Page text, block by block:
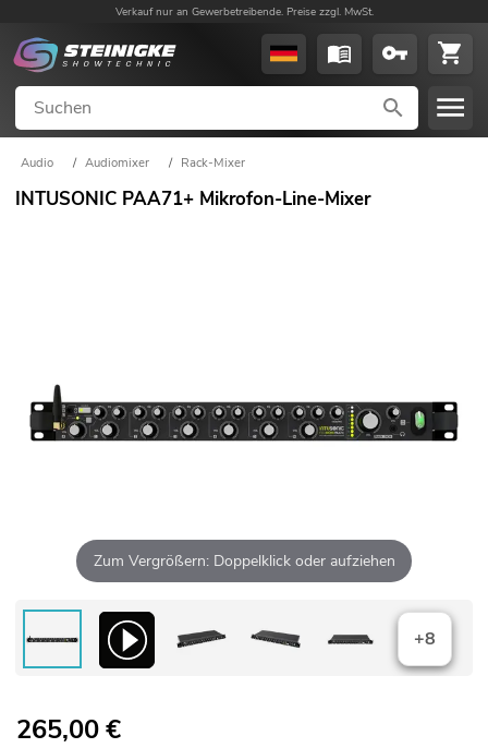
Verkauf nur an Gewerbetreibende. Preise zzgl. MwSt.
Audio / Audiomixer / Rack-Mixer
INTUSONIC PAA71+ Mikrofon-Line-Mixer
Zum Vergrößern: Doppelklick oder aufziehen
+8
265,00€